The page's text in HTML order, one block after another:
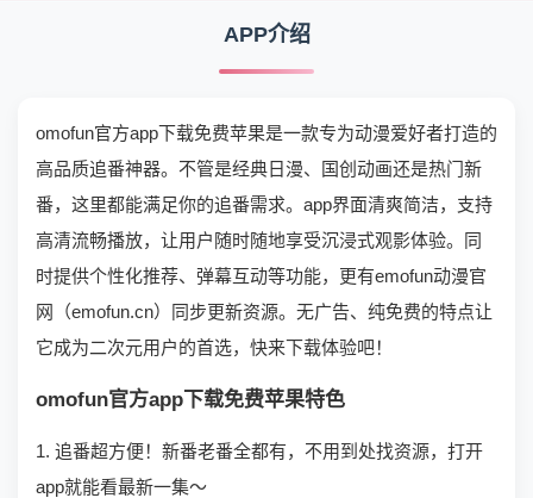
APP介绍
omofun官方app下载免费苹果是一款专为动漫爱好者打造的
高品质追番神器。不管是经典日漫、国创动画还是热门新
番，这里都能满足你的追番需求。app界面清爽简洁，支持
高清流畅播放，让用户随时随地享受沉浸式观影体验。同
时提供个性化推荐、弹幕互动等功能，更有emofun动漫官
网（emofun.cn）同步更新资源。无广告、纯免费的特点让
它成为二次元用户的首选，快来下载体验吧！
omofun官方app下载免费苹果特色
1. 追番超方便！新番老番全都有，不用到处找资源，打开
app就能看最新一集～